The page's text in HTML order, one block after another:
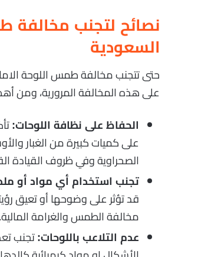
نصائح لتجنب مخالفة
السعودية
حتى تتجنب مخالفة طمس اللوحة
على هذه المخالفة المرورية، ومن
الحفاظ على نظافة اللوحات:
على كميات كبيرة من الغبار
الصحراوية وفي ظروف القيادة
تجنب استخدام أي مواد أو
قد تؤثر على وضوحها أو تعيق
مخالفة الطمس والغرامة المالية.
عدم التلاعب باللوحات: تجنب